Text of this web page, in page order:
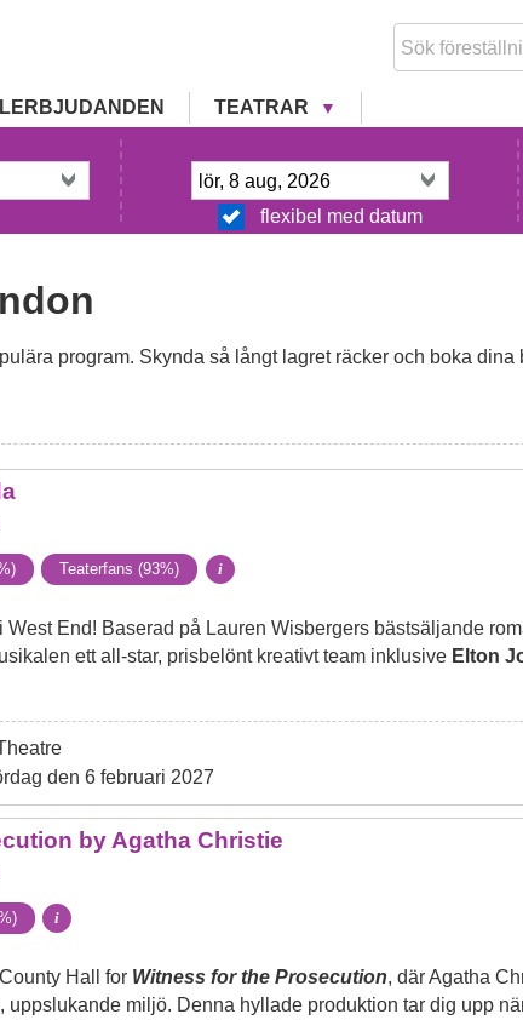
TEATRAR
flexibel med datum
program. Skynda så långt lagret räcker och boka
Teaterfans (93%) i
West End! Baserad på Lauren Wisbergers bästsäljande
ett all-star, prisbelönt kreativt team inklusive Elton
den 6 februari 2027
by Agatha Christie
i
Hall for Witness for the Prosecution, där Agatha
uppslukande miljö. Denna hyllade produktion tar dig upp